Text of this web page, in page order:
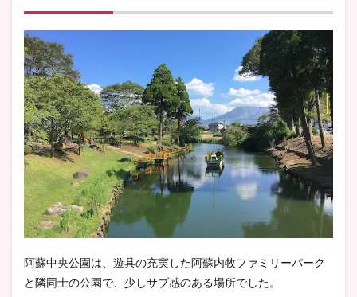
阿蘇中央公園は、遊具の充実した阿蘇内牧ファミリーパーク
と隣同士の公園で、少しサブ感のある場所でした。